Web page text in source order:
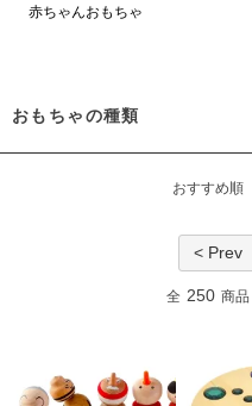
赤ちゃんおもちゃ
おもちゃの種類
おすすめ順
< Prev
全 250 商品